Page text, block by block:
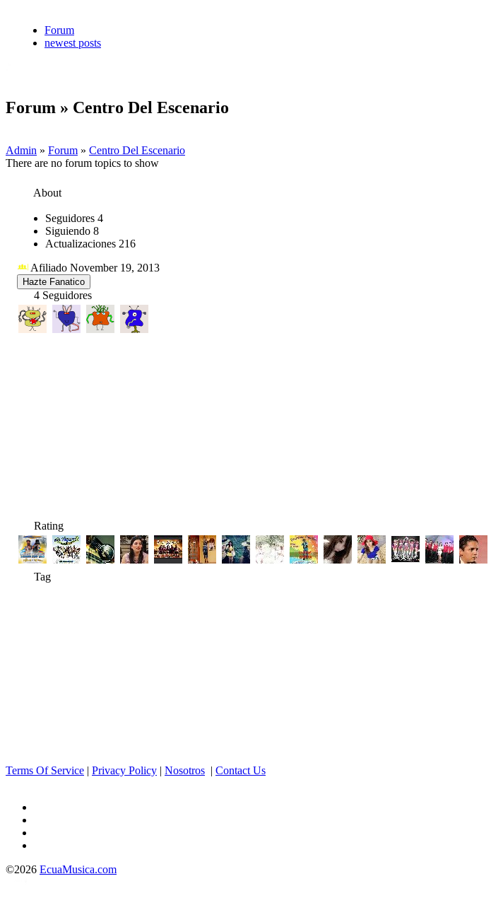
Forum
newest posts
Forum » Centro Del Escenario
Admin » Forum » Centro Del Escenario
There are no forum topics to show
About
Seguidores 4
Siguiendo 8
Actualizaciones 216
Afiliado November 19, 2013
Hazte Fanatico
4 Seguidores
Rating
Tag
Terms Of Service | Privacy Policy | Nosotros | Contact Us
©2026 EcuaMusica.com